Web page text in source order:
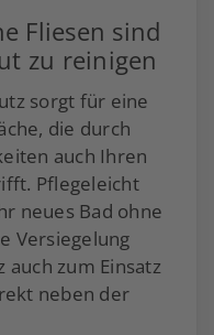
Fliesen sind
zu reinigen
sorgt für eine
die durch
auch Ihren
Pflegeleicht
neues Bad ohne
Versiegelung
zum Einsatz
neben der